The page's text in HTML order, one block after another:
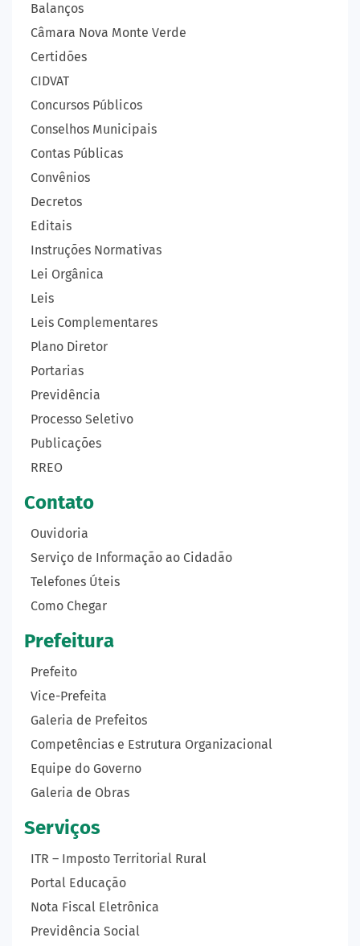
Balanços
Câmara Nova Monte Verde
Certidões
CIDVAT
Concursos Públicos
Conselhos Municipais
Contas Públicas
Convênios
Decretos
Editais
Instruções Normativas
Lei Orgânica
Leis
Leis Complementares
Plano Diretor
Portarias
Previdência
Processo Seletivo
Publicações
RREO
Contato
Ouvidoria
Serviço de Informação ao Cidadão
Telefones Úteis
Como Chegar
Prefeitura
Prefeito
Vice-Prefeita
Galeria de Prefeitos
Competências e Estrutura Organizacional
Equipe do Governo
Galeria de Obras
Serviços
ITR – Imposto Territorial Rural
Portal Educação
Nota Fiscal Eletrônica
Previdência Social